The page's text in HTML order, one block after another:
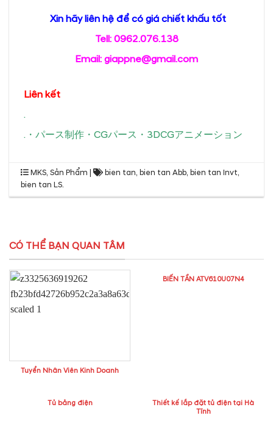
Xin hãy liên hệ để có giá chiết khấu tốt
Tell: 0962.076.138
Email: giappne@gmail.com
Liên kết
.
. ・ パース制作 ・ CGパース ・ 3DCGアニメーション
MKS,Sản Phẩm | bien tan,bien tan Abb,bien tan Invt,
bien tan LS.
CÓ THỂ BẠN QUAN TÂM
Tuyển Nhân Viên Kinh Doanh
BIẾN TẦN ATV610U07N4
Tủ bảng điện
Thiết kế lắp đặt tủ điện tại Hà
Tĩnh